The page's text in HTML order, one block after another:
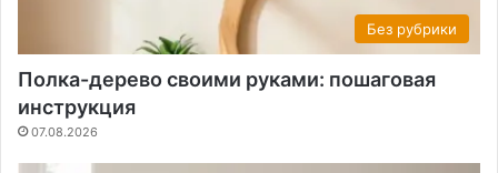
Без рубрики
Полка-дерево своими руками: пошаговая
инструкция
07.08.2026